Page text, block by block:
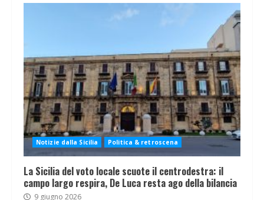
Notizie dalla Sicilia Politica & retroscena
La Sicilia del voto locale scuote il centrodestra: il
campo largo respira, De Luca resta ago della bilancia
9 giugno 2026